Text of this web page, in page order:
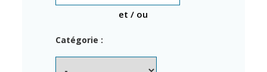
État civil
et / ou
Catégorie :